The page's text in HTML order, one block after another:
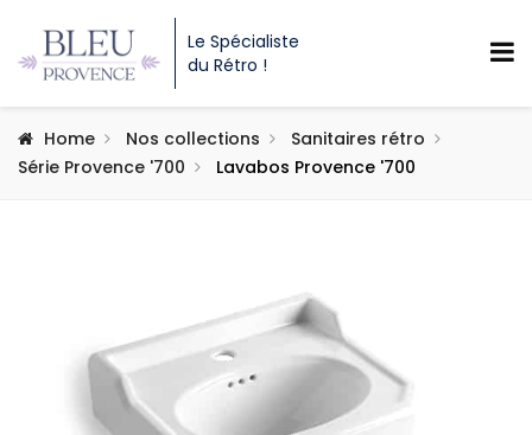
Le Spécialiste
du Rétro !
Home Nos collections
Sanitaires rétro
Série Provence '700
Lavabos Provence '700